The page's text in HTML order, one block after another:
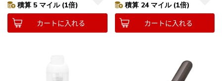
積算 5 マイル (1倍)
カートに入れる
積算 24 マイル (1倍)
カートに入れる